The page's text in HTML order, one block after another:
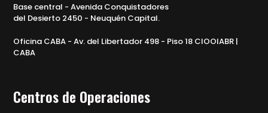
Base central - Avenida Conquistadores
del Desierto 2450 - Neuquén Capital.
Oficina CABA - Av. del Libertador 498 - Piso 18 CIOOIABR |
CABA
Centros de Operaciones